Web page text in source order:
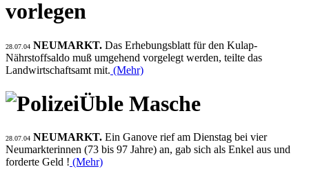
vorlegen
28.07.04 NEUMARKT. Das Erhebungsblatt für den Kulap-
Nährstoffsaldo muß umgehend vorgelegt werden, teilte das
Landwirtschaftsamt mit. (Mehr)
Üble Masche
28.07.04 NEUMARKT. Ein Ganove rief am Dienstag bei vier
Neumarkterinnen (73 bis 97 Jahre) an, gab sich als Enkel aus und
forderte Geld ! (Mehr)